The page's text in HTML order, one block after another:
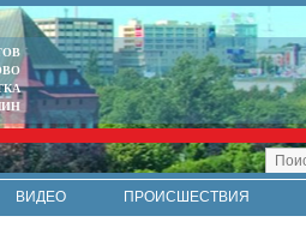
ВИДЕО ПРОИСШЕСТВИЯ